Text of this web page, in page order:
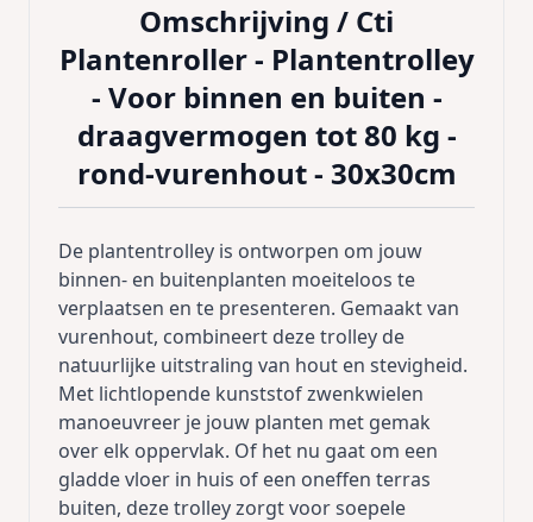
Omschrijving / Cti
Plantenroller - Plantentrolley
- Voor binnen en buiten -
draagvermogen tot 80 kg -
rond-vurenhout - 30x30cm
De plantentrolley is ontworpen om jouw
binnen- en buitenplanten moeiteloos te
verplaatsen en te presenteren. Gemaakt van
vurenhout, combineert deze trolley de
natuurlijke uitstraling van hout en stevigheid.
Met lichtlopende kunststof zwenkwielen
manoeuvreer je jouw planten met gemak
over elk oppervlak. Of het nu gaat om een
gladde vloer in huis of een oneffen terras
buiten, deze trolley zorgt voor soepele